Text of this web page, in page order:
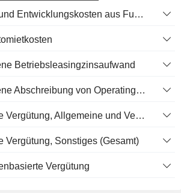
Forschungs- und Entwicklungskosten aus Fußnoten
Betriebsleasingzinsaufwand
Zugeschriebene Abschreibung von Operating-Leasingverträgen
Aktienbasierte Vergütung, Allgemeine und Verwaltungskosten (Gesamt)
Vergütung, Sonstiges (Gesamt)
Vergütung